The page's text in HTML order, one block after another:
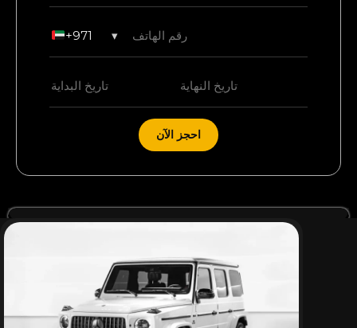
+971 ▾
احجز الآن